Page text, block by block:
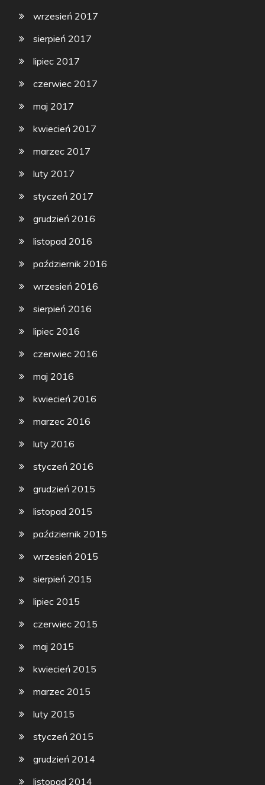
wrzesień 2017
sierpień 2017
lipiec 2017
czerwiec 2017
maj 2017
kwiecień 2017
marzec 2017
luty 2017
styczeń 2017
grudzień 2016
listopad 2016
październik 2016
wrzesień 2016
sierpień 2016
lipiec 2016
czerwiec 2016
maj 2016
kwiecień 2016
marzec 2016
luty 2016
styczeń 2016
grudzień 2015
listopad 2015
październik 2015
wrzesień 2015
sierpień 2015
lipiec 2015
czerwiec 2015
maj 2015
kwiecień 2015
marzec 2015
luty 2015
styczeń 2015
grudzień 2014
listopad 2014